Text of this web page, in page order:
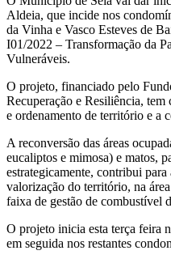
Aldeia, que incide nos
da Vinha e Vasco Esteves de
I01/2022 – Transformação da
Vulneráveis.
O projeto, financiado pelo
Recuperação e Resiliência,
e ordenamento de território e a
A reconversão das áreas
eucaliptos e mimosa) e matos,
estrategicamente, contribui
valorização do território, na
faixa de gestão de combustível
O projeto inicia esta terça feira
em seguida nos restantes